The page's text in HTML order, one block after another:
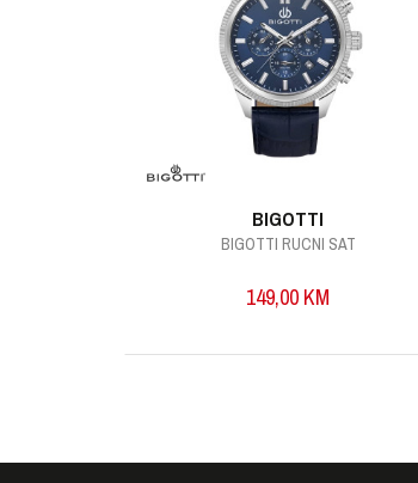
BIGOTTI
BIGOTTI RUCNI SAT
149,00 KM